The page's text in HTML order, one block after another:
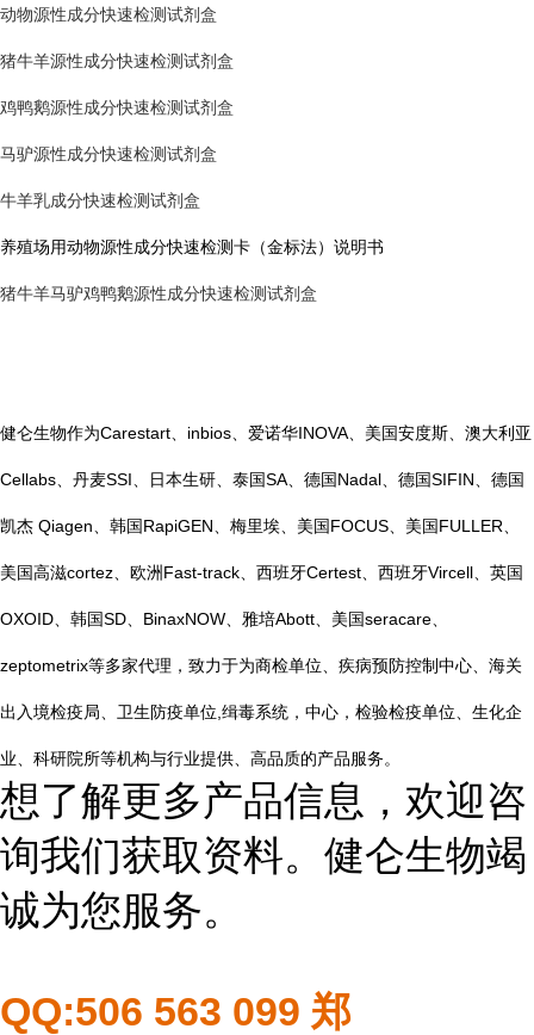
动物源性成分快速检测试剂盒
猪牛羊源性成分快速检测试剂盒
鸡鸭鹅源性成分快速检测试剂盒
马驴源性成分快速检测试剂盒
牛羊乳成分快速检测试剂盒
养殖场用动物源性成分快速检测卡（金标法）说明书
猪牛羊马驴鸡鸭鹅源性成分快速检测试剂盒
健仑生物作为Carestart、inbios、爱诺华INOVA、美国安度斯、澳大利亚
Cellabs、丹麦SSI、日本生研、泰国SA、德国Nadal、德国SIFIN、德国
凯杰 Qiagen、韩国RapiGEN、梅里埃、美国FOCUS、美国FULLER、
美国高滋cortez、欧洲Fast-track、西班牙Certest、西班牙Vircell、英国
OXOID、韩国SD、BinaxNOW、雅培Abott、美国seracare、
zeptometrix等多家代理，致力于为商检单位、疾病预防控制中心、海关
出入境检疫局、卫生防疫单位,缉毒系统，中心，检验检疫单位、生化企
业、科研院所等机构与行业提供、高品质的产品服务。
想了解更多产品信息，欢迎咨
询我们获取资料。健仑生物竭
诚为您服务。
QQ:506 563 099 郑